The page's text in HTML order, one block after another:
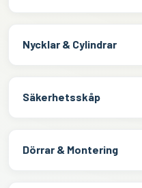
Nycklar & Cylindrar
Säkerhetsskåp
Dörrar & Montering